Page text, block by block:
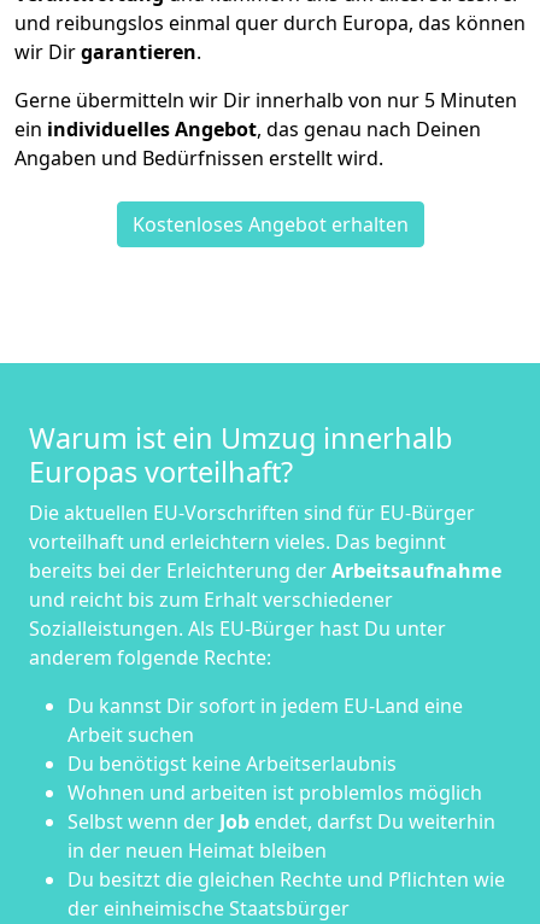
und reibungslos einmal quer durch Europa, das können
wir Dirgarantieren.
Gerne übermitteln wir Dir innerhalb von nur 5 Minuten
ein individuelles Angebot, das genau nach Deinen
Angaben und Bedürfnissen erstellt wird.
Kostenloses Angebot erhalten
Warum ist ein Umzug innerhalb
Europas vorteilhaft?
Die aktuellen EU-Vorschriften sind für EU-Bürger
vorteilhaft und erleichtern vieles. Das beginnt
bereits bei der Erleichterung derArbeitsaufnahme
und reicht bis zum Erhalt verschiedener
Sozialleistungen. Als EU-Bürger hast Du unter
anderem folgende Rechte:
Du kannst Dir sofort in jedem EU-Land eine
Arbeit suchen
Du benötigst keine Arbeitserlaubnis
Wohnen und arbeiten ist problemlos möglich
Selbst wenn der Job endet, darfst Du weiterhin
in der neuen Heimat bleiben
Du besitzt die gleichen Rechte und Pflichten wie
der einheimische Staatsbürger